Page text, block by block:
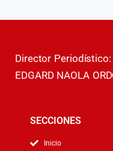
Director Periodístico:
EDGARD NAOLA
SECCIONES
Inicio